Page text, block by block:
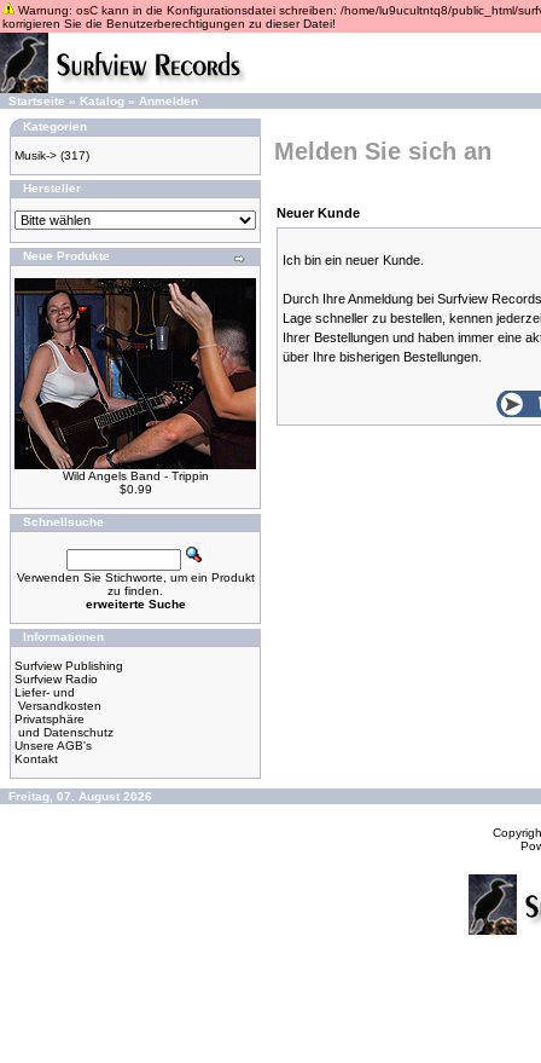
Warnung: osC kann in die Konfigurationsdatei schreiben: /home/lu9ucultntq8/public_html/
korrigieren Sie die Benutzerberechtigungen zu dieser Datei!
Startseite » Katalog » Anmelden
Kategorien
Musik-> (317)
Hersteller
Neue Produkte
Wild Angels Band - Trippin
$0.99
Schnellsuche
Verwenden Sie Stichworte, um ein Produkt
zu finden.
erweiterte Suche
Informationen
Surfview Publishing
Surfview Radio
Liefer- und
Versandkosten
Privatsphäre
und Datenschutz
Unsere AGB's
Kontakt
Melden Sie sich an
Neuer Kunde
Ich bin ein neuer Kunde.
Durch Ihre Anmeldung bei Surfview
Lage schneller zu bestellen, kennen
Ihrer Bestellungen und haben immer eine
über Ihre bisherigen Bestellungen.
Freitag, 07. August 2026